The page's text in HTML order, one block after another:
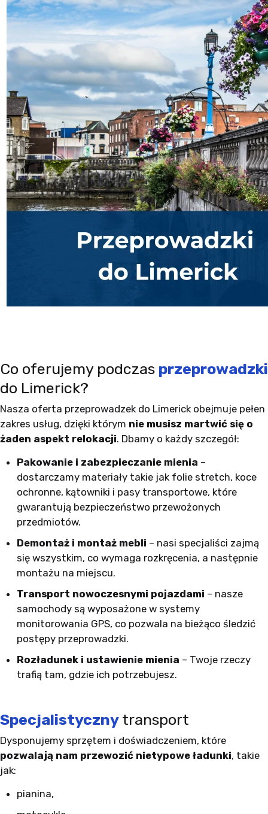
Co oferujemy podczas przeprowadzki
do Limerick?
Nasza oferta przeprowadzek do Limerick obejmuje pełen
zakres usług, dzięki którym nie musisz martwić się o
żaden aspekt relokacji. Dbamy o każdy szczegół:
Pakowanie i zabezpieczanie mienia –
dostarczamy materiały takie jak folie stretch, koce
ochronne, kątowniki i pasy transportowe, które
gwarantują bezpieczeństwo przewożonych
przedmiotów.
Demontaż i montaż mebli – nasi specjaliści zajmą
się wszystkim, co wymaga rozkręcenia, a następnie
montażu na miejscu.
Transport nowoczesnymi pojazdami – nasze
samochody są wyposażone w systemy
monitorowania GPS, co pozwala na bieżąco śledzić
postępy przeprowadzki.
Rozładunek i ustawienie mienia – Twoje rzeczy
trafią tam, gdzie ich potrzebujesz.
Specjalistyczny transport
Dysponujemy sprzętem i doświadczeniem, które
pozwalają nam przewozić nietypowe ładunki, takie
jak:
pianina,